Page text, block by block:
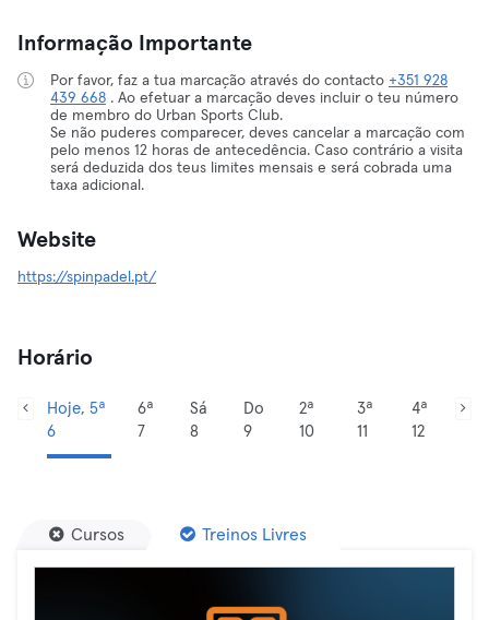
Informação Importante
Por favor, faz a tua marcação através do contacto +351 928
439 668 . Ao efetuar a marcação deves incluir o teu número
de membro do Urban Sports Club.
Se não puderes comparecer, deves cancelar a marcação com
pelo menos 12 horas de antecedência. Caso contrário a visita
será deduzida dos teus limites mensais e será cobrada uma
taxa adicional.
Website
https://spinpadel.pt/
Horário
Hoje, 5ª
6
6ª
7
Sá
8
Do
9
2ª
10
3ª
11
4ª
12
Cursos Treinos Livres